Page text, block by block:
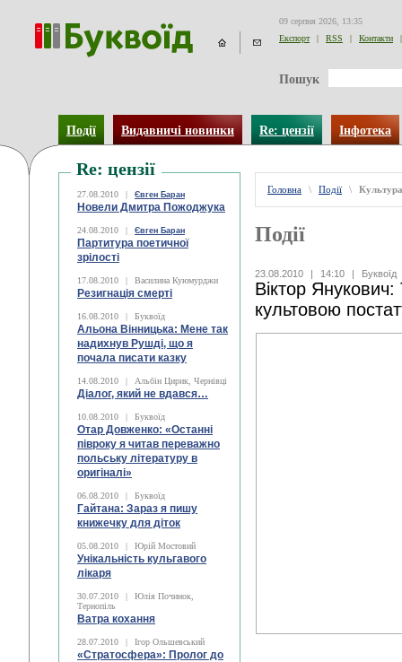
09 серпня 2026, 13:35
Експорт
| RSS | Контакти |
Пошук
Події Видавничі новинки Re: цензії Інфотека
Re: цензії
27.08.2010 | Євген Баран
Новели Дмитра Пожоджука
24.08.2010 | Євген Баран
Партитура поетичної
зрілості
17.08.2010 | Василина Куюмурджи
Резигнація смерті
16.08.2010 | Буквоїд
Альона Вінницька: Мене так
надихнув Рушді, що я
почала писати казку
14.08.2010 | Альбін Цирик, Чернівці
Діалог, який не вдався…
10.08.2010 | Буквоїд
Отар Довженко: «Останні
півроку я читав переважно
польську літературу в
оригіналі»
06.08.2010 | Буквоїд
Гайтана: Зараз я пишу
книжечку для діток
05.08.2010 | Юрій Мостовий
Унікальність кульгавого
лікаря
30.07.2010 |
Юлія Починок,
Тернопіль
Ватра кохання
28.07.2010 | Ігор Ольшевський
«Стратосфера»: Пролог до
Головна \ Події \ Культура
Події
23.08.2010 | 14:10 | Буквоїд
Віктор
культовою